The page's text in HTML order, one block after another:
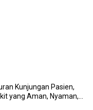
Kunjungan Pasien,
yang Aman, Nyaman,